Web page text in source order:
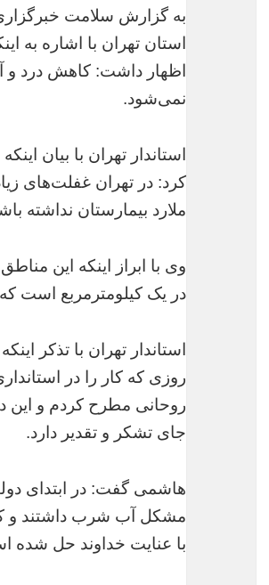
به گزارش سلامت
استان تهران با اشاره به
اظهار داشت: کاهش درد
نمی‌شود.
استاندار تهران با بیان
کرد: در تهران غفلت‌های
ملارد بیمارستان نداشته
در یک کیلومترمربع است که ۱۰ برابر تهران و نزدیک ۲۰ برابر کل کشور است.
استاندار تهران با تذکر
روزی که کار را در
روحانی مطرح کردم و این
جای تشکر و تقدیر دارد.
هاشمی گفت: در ابتدای
مشکل آب شرب داشتند و
با عنایت خداوند حل شده